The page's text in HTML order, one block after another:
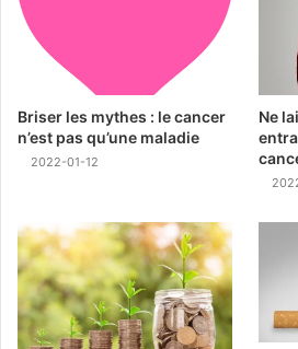
Briser les mythes : le cancer
n’est pas qu’une maladie
2022-01-12
Ne